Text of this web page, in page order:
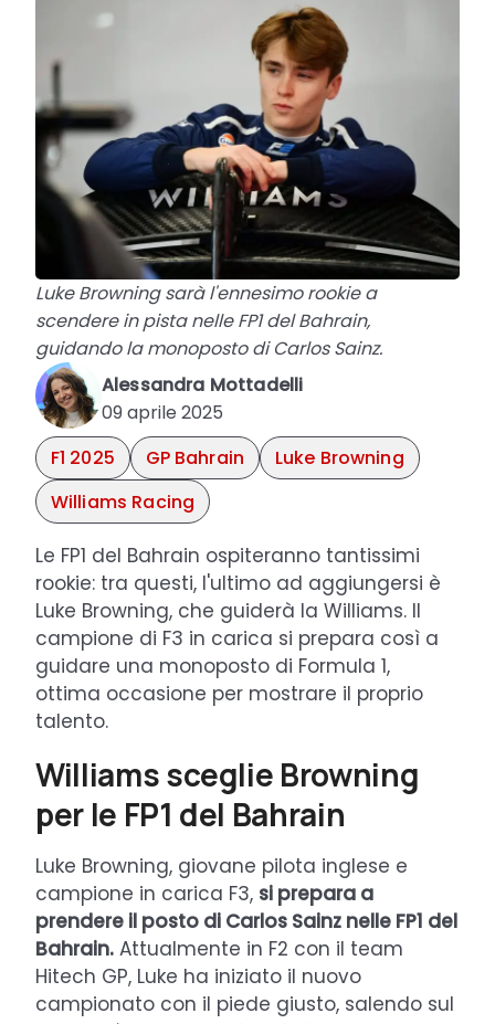
Luke Browning sarà l'ennesimo rookie a
scendere in pista nelle FP1 del Bahrain,
guidando la monoposto di Carlos Sainz.
Alessandra Mottadelli
09 aprile 2025
F1 2025
GP Bahrain
Luke Browning
Williams Racing
Le FP1 del Bahrain ospiteranno tantissimi
rookie: tra questi, l'ultimo ad aggiungersi è
Luke Browning, che guiderà la Williams. Il
campione di F3 in carica si prepara così a
guidare una monoposto di Formula 1,
ottima occasione per mostrare il proprio
talento.
Williams sceglie Browning
per le FP1 del Bahrain
Luke Browning, giovane pilota inglese e
campione in carica F3, si prepara a
prendere il posto di Carlos Sainz nelle FP1 del
Bahrain. Attualmente in F2 con il team
Hitech GP, Luke ha iniziato il nuovo
campionato con il piede giusto, salendo sul